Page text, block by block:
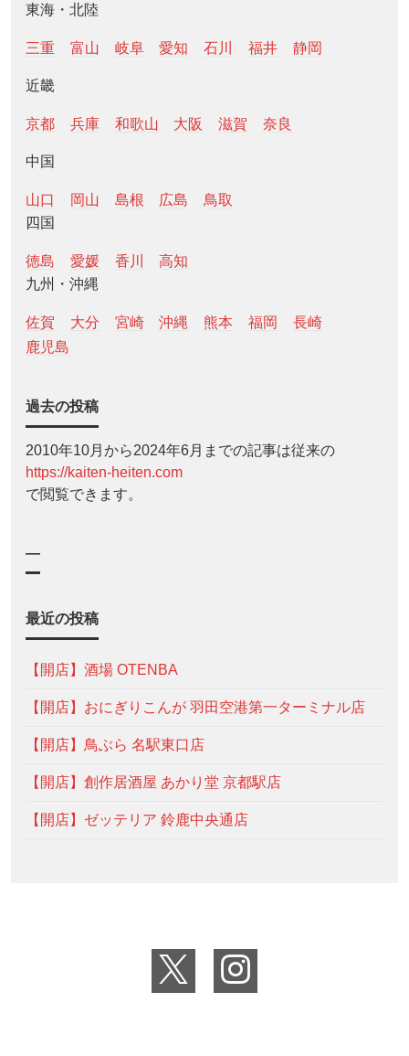
東海・北陸
三重 富山 岐阜 愛知 石川 福井 静岡
近畿
京都 兵庫 和歌山 大阪 滋賀 奈良
中国
山口 岡山 島根 広島
鳥取
四国
徳島 愛媛 香川
高知
九州・沖縄
佐賀 大分 宮崎 沖縄 熊本 福岡
長崎
鹿児島
過去の投稿
2010年10月から2024年6月までの記事は従来の
https://kaiten-heiten.com
で閲覧できます。
—
最近の投稿
【開店】酒場 OTENBA
【開店】おにぎりこんが 羽田空港第一ターミナル店
【開店】鳥ぶら 名駅東口店
【開店】創作居酒屋 あかり堂 京都駅店
【開店】ゼッテリア 鈴鹿中央通店